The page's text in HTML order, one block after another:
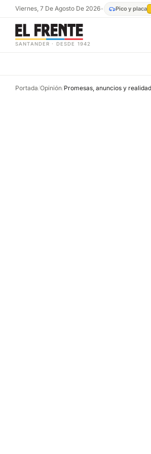
Viernes, 7 De Agosto De 2026• Pico y placa
SANTANDER · DESDE 1942
Portada/Opinión/